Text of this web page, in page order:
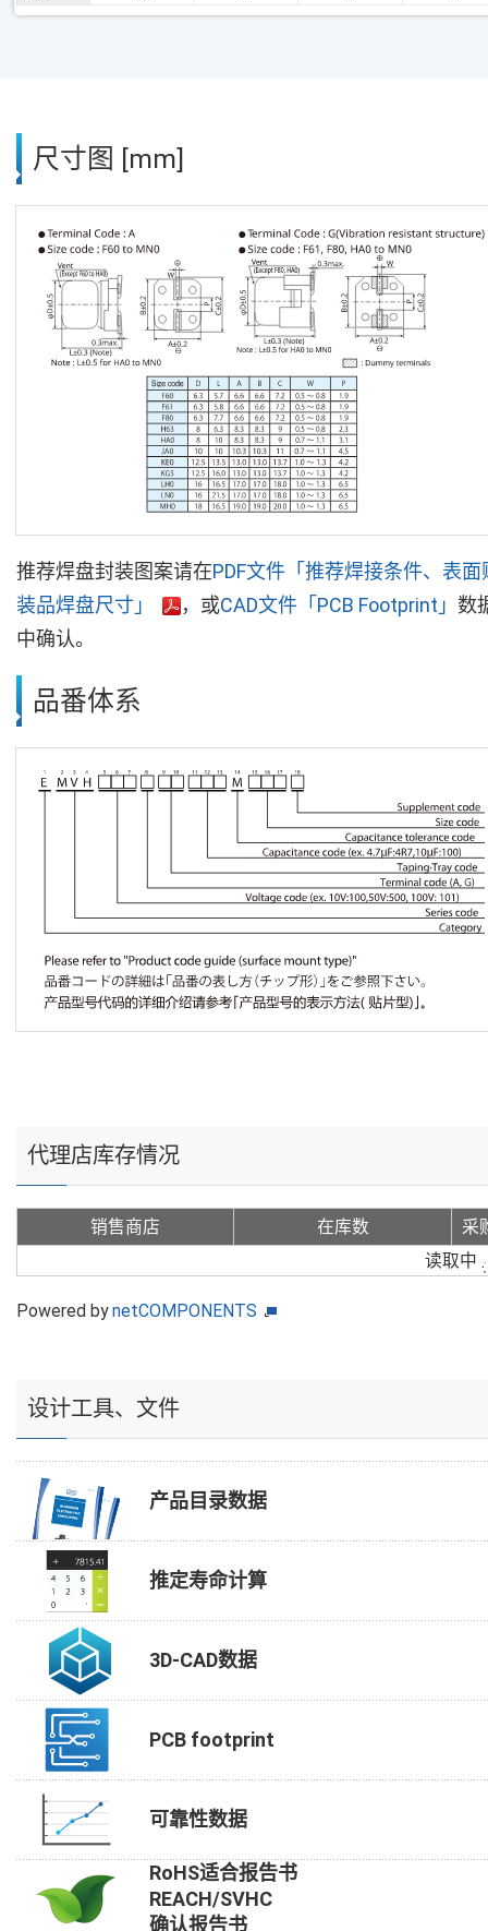
尺寸图 [mm]
推荐焊盘封装图案请在PDF文件「推荐焊接条件、表面
装品焊盘尺寸」
，或CAD文件「PCB Footprint」 数
中确认。
品番体系
代理店库存情况
销售商店 在库数
采
读取中
Powered bynetCOMPONENTS
设计工具、文件
产品目录数据
推定寿命计算
3D-CAD数据
PCB footprint
可靠性数据
RoHS适合报告书
REACH/SVHC
确认报告书